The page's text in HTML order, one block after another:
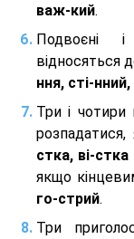
важ-кий.
Подвоєні
відносяться
ння, сті-
Три і чотири
стка, ві-стка
якщо
го-стрий.
Три